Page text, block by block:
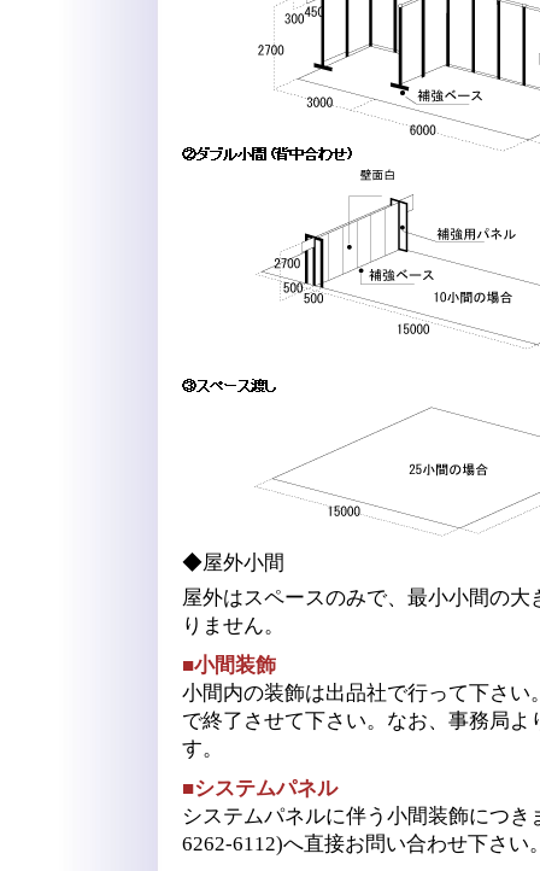
◆屋外小間
屋外はスペースのみで、最小小間の大
りません。
■小間装飾
小間内の装飾は出品社で行って下さ
で終了させて下さい。なお、事務局
す。
■システムパネル
システムパネルに伴う小間装飾につ
6262-6112)へ直接お問い合わせ下さい